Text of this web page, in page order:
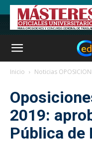
Inicio Noticias
2019:
Pública de